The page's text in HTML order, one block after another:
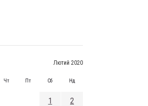
Лютий 2020
Чт Пт Сб Нд
1 2